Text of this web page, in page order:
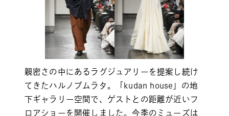
親密さの中にあるラグジュアリーを提案し続け
てきたハルノブムラタ。「kudan house」の地
下ギャラリー空間で、ゲストとの距離が近いフ
ロアショーを開催しました。今季のミューズは